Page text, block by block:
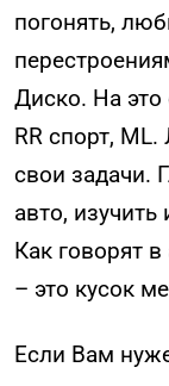
погонять,
Диско. На это
RR спорт,
свои задачи.
авто,
Как говорят
– это кусок
Если Вам